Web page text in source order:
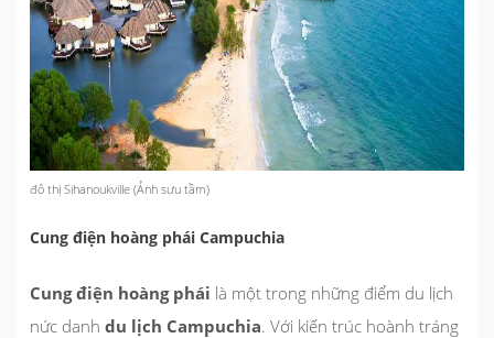
đô thị Sihanoukville (Ảnh sưu tầm)
Cung điện hoàng phái Campuchia
Cung điện hoàng phái là một trong những điểm du lịch
nức danh du lịch Campuchia. Với kiến trúc hoành tráng